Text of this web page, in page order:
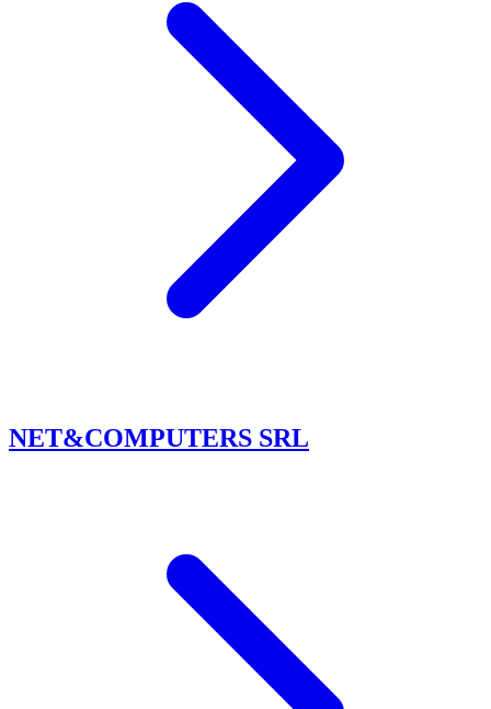
NET&COMPUTERS SRL